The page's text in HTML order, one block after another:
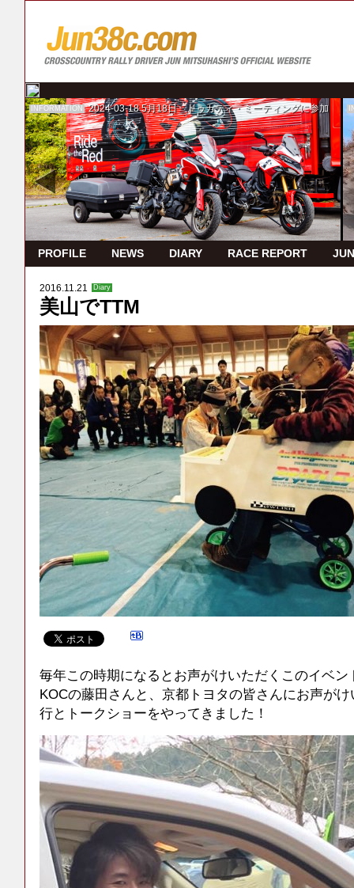
INFORMATION 2024-03-18 5月18日 ドゥカティ・ミーティングに参加
PROFILE NEWS DIARY RACE REPORT
2016.11.21 Diary
美山でTTM
毎年この時期になるとお声がけいただくこのイベン
KOCの藤田さんと、京都トヨタの皆さんにお声が
行とトークショーをやってきました！